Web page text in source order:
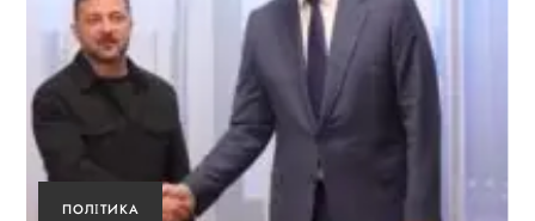
ПОЛІТИКА